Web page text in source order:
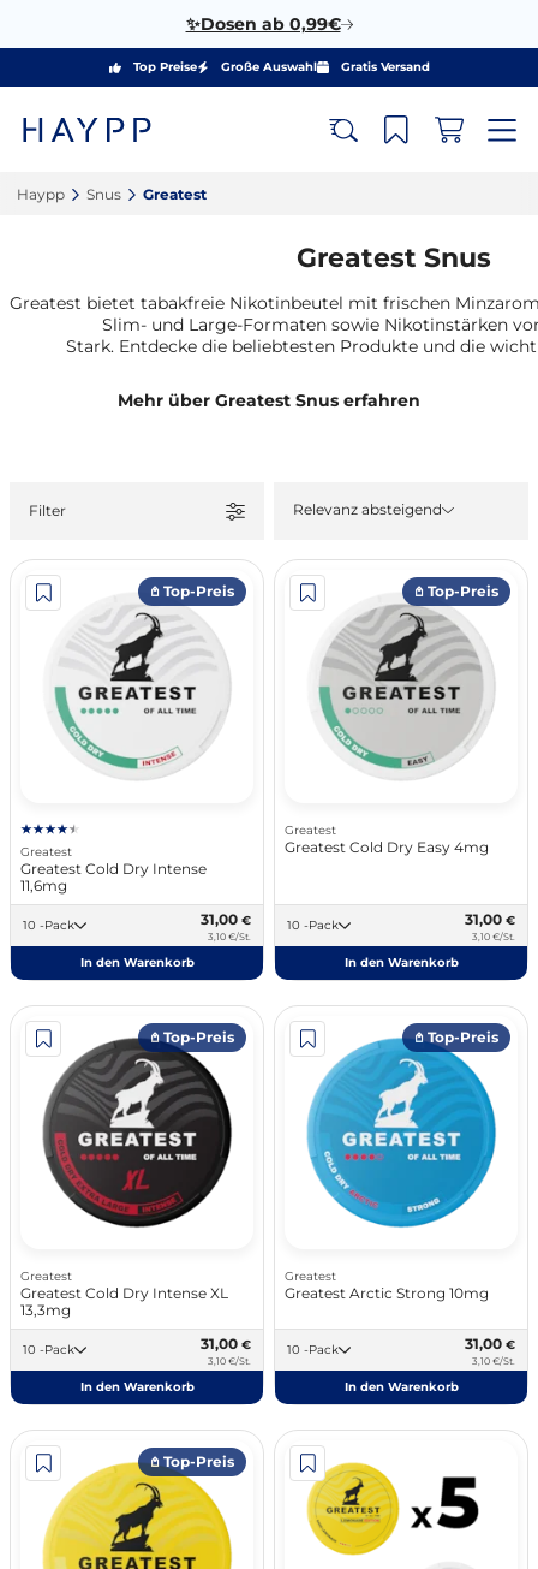
✨Dosen ab 0,99€
Top Preise Große Auswahl Gratis Versand
Haypp‎ Snus‎ Greatest‎
Greatest Snus
Greatest bietet tabakfreie Nikotinbeutel mit frischen
Slim- und Large-Formaten sowie Nikotinstärken
Stark. Entdecke die beliebtesten Produkte und die
Mehr über Greatest Snus erfahren
Filter Relevanz absteigend
𖤘 Top-Preis
Greatest
Greatest Cold Dry Intense
11,6mg
10 -Pack 31,00 €
3,10 €/St.
In den Warenkorb
𖤘 Top-Preis
Greatest
Greatest Cold Dry Easy 4mg
10 -Pack 31,00 €
3,10 €/St.
In den Warenkorb
𖤘 Top-Preis
Greatest
Greatest Cold Dry Intense XL
13,3mg
10 -Pack 31,00 €
3,10 €/St.
In den Warenkorb
𖤘 Top-Preis
Greatest
Greatest Arctic Strong 10mg
10 -Pack 31,00 €
3,10 €/St.
In den Warenkorb
𖤘 Top-Preis